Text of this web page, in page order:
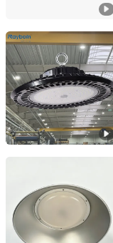
Rayborn Lighting
Guangdong,
Sichuan Haoyuan
Sichuan, China